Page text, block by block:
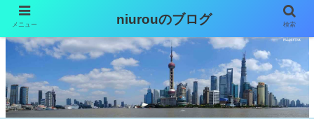
メニュー niurouのブログ 検索